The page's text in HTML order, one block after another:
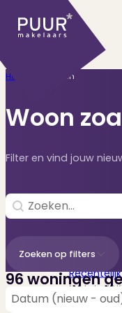
Ontdek onze
Net te laat?
Home Woningen
Woon
Filter en vind jouw
Search
Search content
Zoeken op filters
96 woningen
Sorting
Sort content
Datum (nieuw -
Sort content